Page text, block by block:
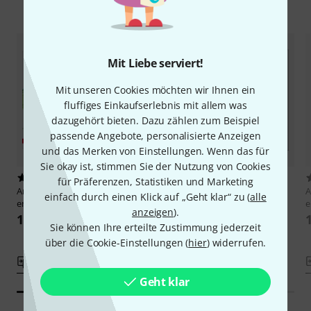
Mit Liebe serviert!
Mit unseren Cookies möchten wir Ihnen ein
fluffiges Einkaufserlebnis mit allem was
dazugehört bieten. Dazu zählen zum Beispiel
passende Angebote, personalisierte Anzeigen
und das Merken von Einstellungen. Wenn das für
Sie okay ist, stimmen Sie der Nutzung von Cookies
für Präferenzen, Statistiken und Marketing
einfach durch einen Klick auf „Geht klar“ zu (alle
anzeigen).
Sie können Ihre erteilte Zustimmung jederzeit
über die Cookie-Einstellungen (hier) widerrufen.
Geht klar
Alternativen vergleichen
1
Annette Betz Verlag
Ich
entdecke Schwanensee
12,95 €
2
Annette Betz Verlag
Ich
entdecke Mozart
12,95 €